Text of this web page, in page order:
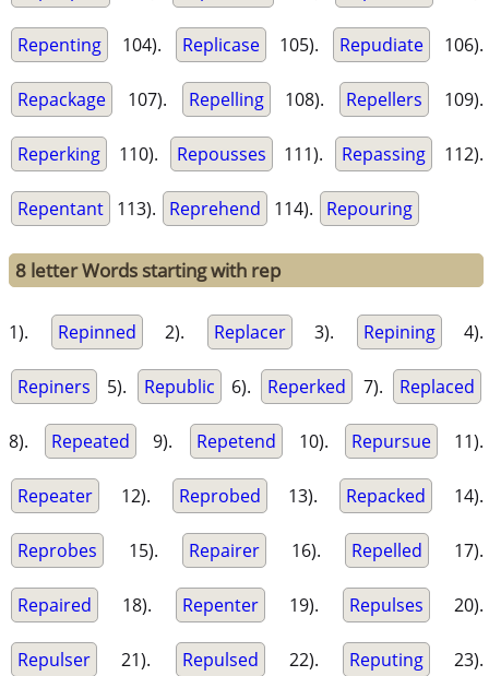
Repenting 104). Replicase 105). Repudiate 106).
Repackage 107). Repelling 108). Repellers 109).
Reperking 110). Repousses 111). Repassing 112).
Repentant 113). Reprehend 114). Repouring
8 letter Words starting with rep
1). Repinned 2). Replacer 3). Repining 4).
Repiners 5). Republic 6). Reperked 7). Replaced
8). Repeated 9). Repetend 10). Repursue 11).
Repeater 12). Reprobed 13). Repacked 14).
Reprobes 15). Repairer 16). Repelled 17).
Repaired 18). Repenter 19). Repulses 20).
Repulser 21). Repulsed 22). Reputing 23).